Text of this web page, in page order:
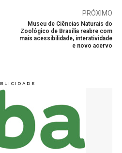
PRÓXIMO
Museu de Ciências Naturais do
Zoológico de Brasília reabre com
mais acessibilidade, interatividade
e novo acervo